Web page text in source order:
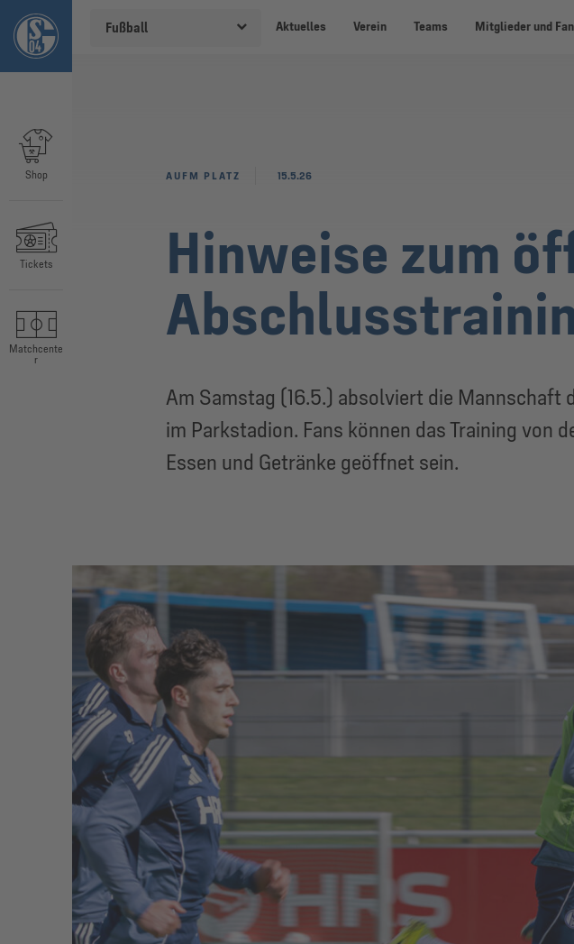
Fußball Aktuelles Verein Teams Mitglieder und
Shop
Tickets
Matchcente
r
Hinweise zum
Am Samstag (16.5.) absolviert die Mannschaft
im Parkstadion. Fans können das Training von
Essen und Getränke geöffnet sein.
AUFM PLATZ 15.5.26